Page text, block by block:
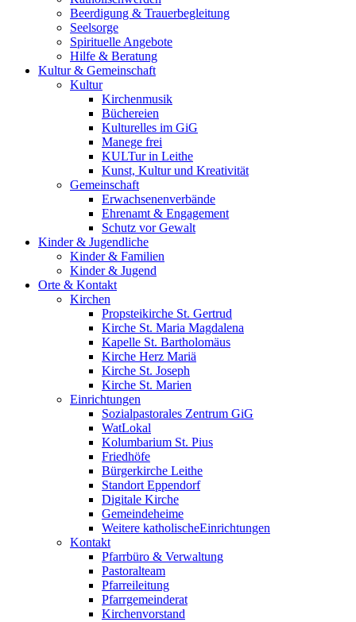
Beerdigung & Trauerbegleitung
Seelsorge
Spirituelle Angebote
Hilfe & Beratung
Kultur & Gemeinschaft
Kultur
Kirchenmusik
Büchereien
Kulturelles im GiG
Manege frei
KULTur in Leithe
Kunst, Kultur und Kreativität
Gemeinschaft
Erwachsenenverbände
Ehrenamt & Engagement
Schutz vor Gewalt
Kinder & Jugendliche
Kinder & Familien
Kinder & Jugend
Orte & Kontakt
Kirchen
Propsteikirche St. Gertrud
Kirche St. Maria Magdalena
Kapelle St. Bartholomäus
Kirche Herz Mariä
Kirche St. Joseph
Kirche St. Marien
Einrichtungen
Sozialpastorales Zentrum GiG
WatLokal
Kolumbarium St. Pius
Friedhöfe
Bürgerkirche Leithe
Standort Eppendorf
Digitale Kirche
Gemeindeheime
Weitere katholische­­Einrichtungen
Kontakt
Pfarrbüro & Verwaltung
Pastoralteam
Pfarreileitung
Pfarrgemeinderat
Kirchenvorstand